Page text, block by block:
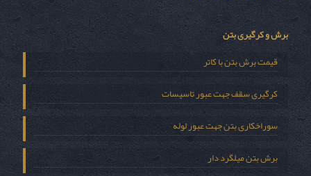
برش و کرگیری بتن
قیمت برش بتن با کاتر
کرگیری سقف جهت عبور تاسیسات
سوراخکاری بتن جهت عبور لوله
برش بتن میلگرد دار